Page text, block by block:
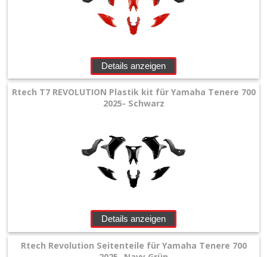
Details anzeigen
Rtech T7 REVOLUTION Plastik kit für Yamaha Tenere 700
2025- Schwarz
Details anzeigen
Rtech Revolution Seitenteile für Yamaha Tenere 700